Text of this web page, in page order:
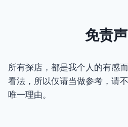
免责
所有探店，都是我个人的有感
看法，所以仅请当做参考，请
唯一理由。